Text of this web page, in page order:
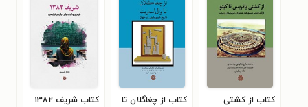
کتاب از کشتی
کتاب از چغاگلان تا
کتاب شریف ۱۳۸۲